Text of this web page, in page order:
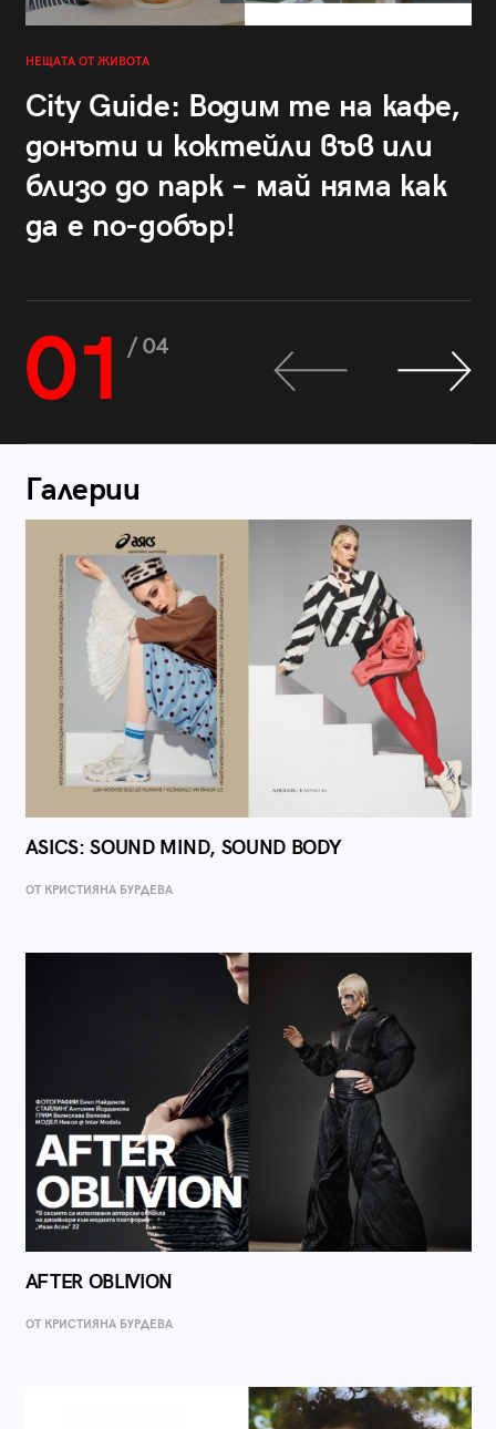
НЕЩАТА ОТ ЖИВОТА
City Guide: Водим те на кафе,
донъти и коктейли във или
близо до парк – май няма как
да е по-добър!
01 / 04
Галерии
ASICS: SOUND MIND, SOUND BODY
ОТ КРИСТИЯНА БУРДЕВА
AFTER OBLIVION
ОТ КРИСТИЯНА БУРДЕВА